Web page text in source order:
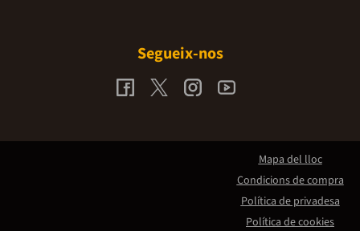
Segueix-nos
Mapa del lloc
Condicions de compra
Política de privadesa
Política de cookies